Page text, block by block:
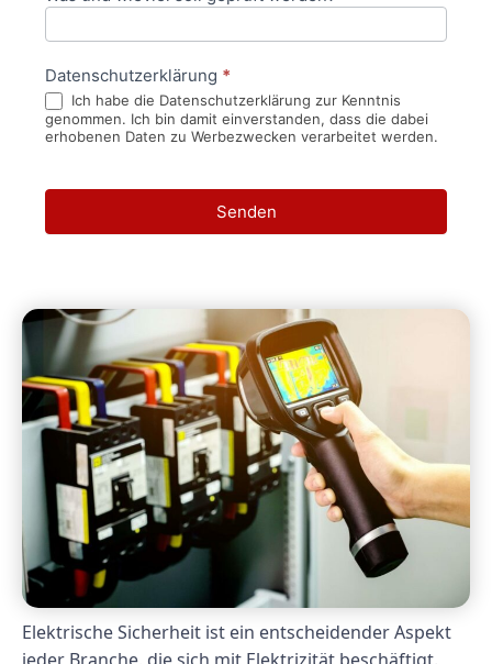
Datenschutzerklärung *
Ich habe die Datenschutzerklärung zur Kenntnis
genommen. Ich bin damit einverstanden, dass die dabei
erhobenen Daten zu Werbezwecken verarbeitet werden.
Senden
Elektrische Sicherheit ist ein entscheidender Aspekt